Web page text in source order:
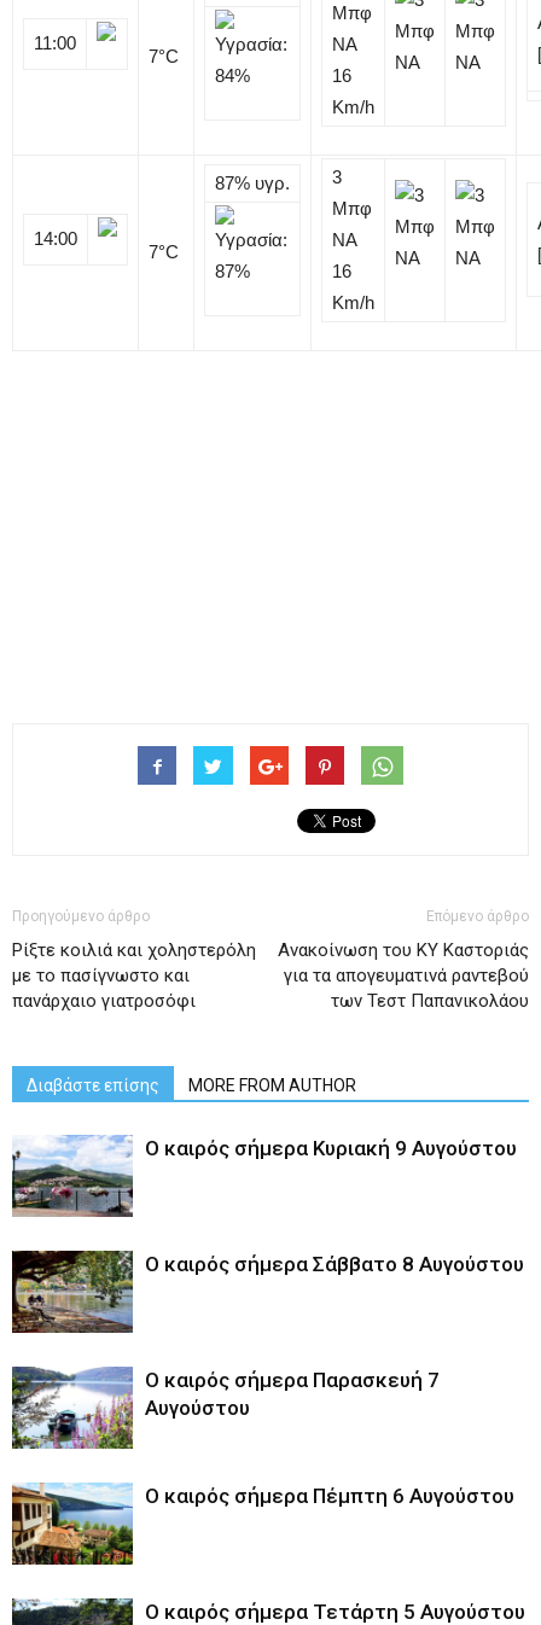
11:00
7°C
Μπφ
NA
16
Km/h
14:00
7°C
87% υγρ.
3
Μπφ
NA
16
Km/h
Προηγούμενο άρθρο
Ρίξτε κοιλιά και χοληστερόλη
με το πασίγνωστο και
πανάρχαιο γιατροσόφι
Επόμενο άρθρο
Ανακοίνωση του ΚΥ Καστοριάς
για τα απογευματινά ραντεβού
των Τεστ Παπανικολάου
Διαβάστε επίσης MORE FROM AUTHOR
Ο καιρός σήμερα Κυριακή 9 Αυγούστου
Ο καιρός σήμερα Σάββατο 8 Αυγούστου
Ο καιρός σήμερα Παρασκευή 7
Αυγούστου
Ο καιρός σήμερα Πέμπτη 6 Αυγούστου
Ο καιρός σήμερα Τετάρτη 5 Αυγούστου